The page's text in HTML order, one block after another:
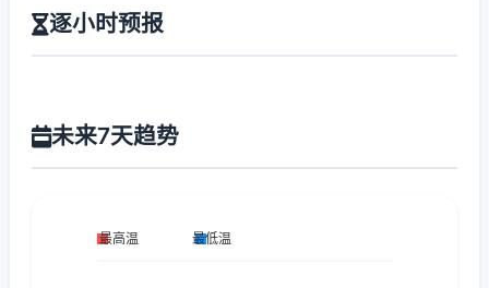
逐小时预报
未来7天趋势